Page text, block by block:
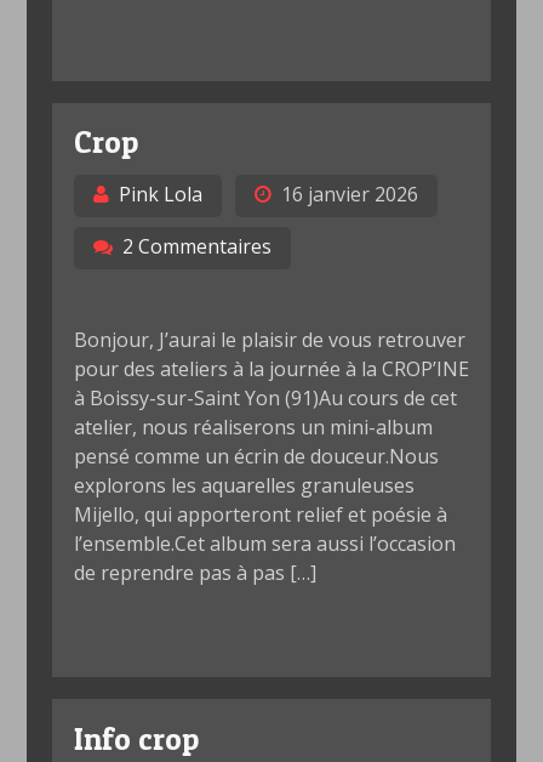
Crop
Pink Lola
16 janvier 2026
2 Commentaires
Bonjour, J’aurai le plaisir de vous retrouver
pour des ateliers à la journée à la CROP’INE
à Boissy-sur-Saint Yon (91)Au cours de cet
atelier, nous réaliserons un mini-album
pensé comme un écrin de douceur.Nous
explorons les aquarelles granuleuses
Mijello, qui apporteront relief et poésie à
l’ensemble.Cet album sera aussi l’occasion
de reprendre pas à pas […]
Info crop